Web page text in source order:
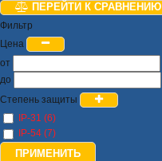
ПЕРЕЙТИ К СРАВНЕНИЮ
Фильтр
Цена
от
до
Степень защиты
IP-31 (6)
IP-54 (7)
ПРИМЕНИТЬ